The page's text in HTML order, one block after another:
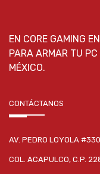
EN CORE GAMING
PARA ARMAR TU
MÉXICO.
CONTÁCTANOS
AV. PEDRO LOYOLA
COL. ACAPULCO, C.P.